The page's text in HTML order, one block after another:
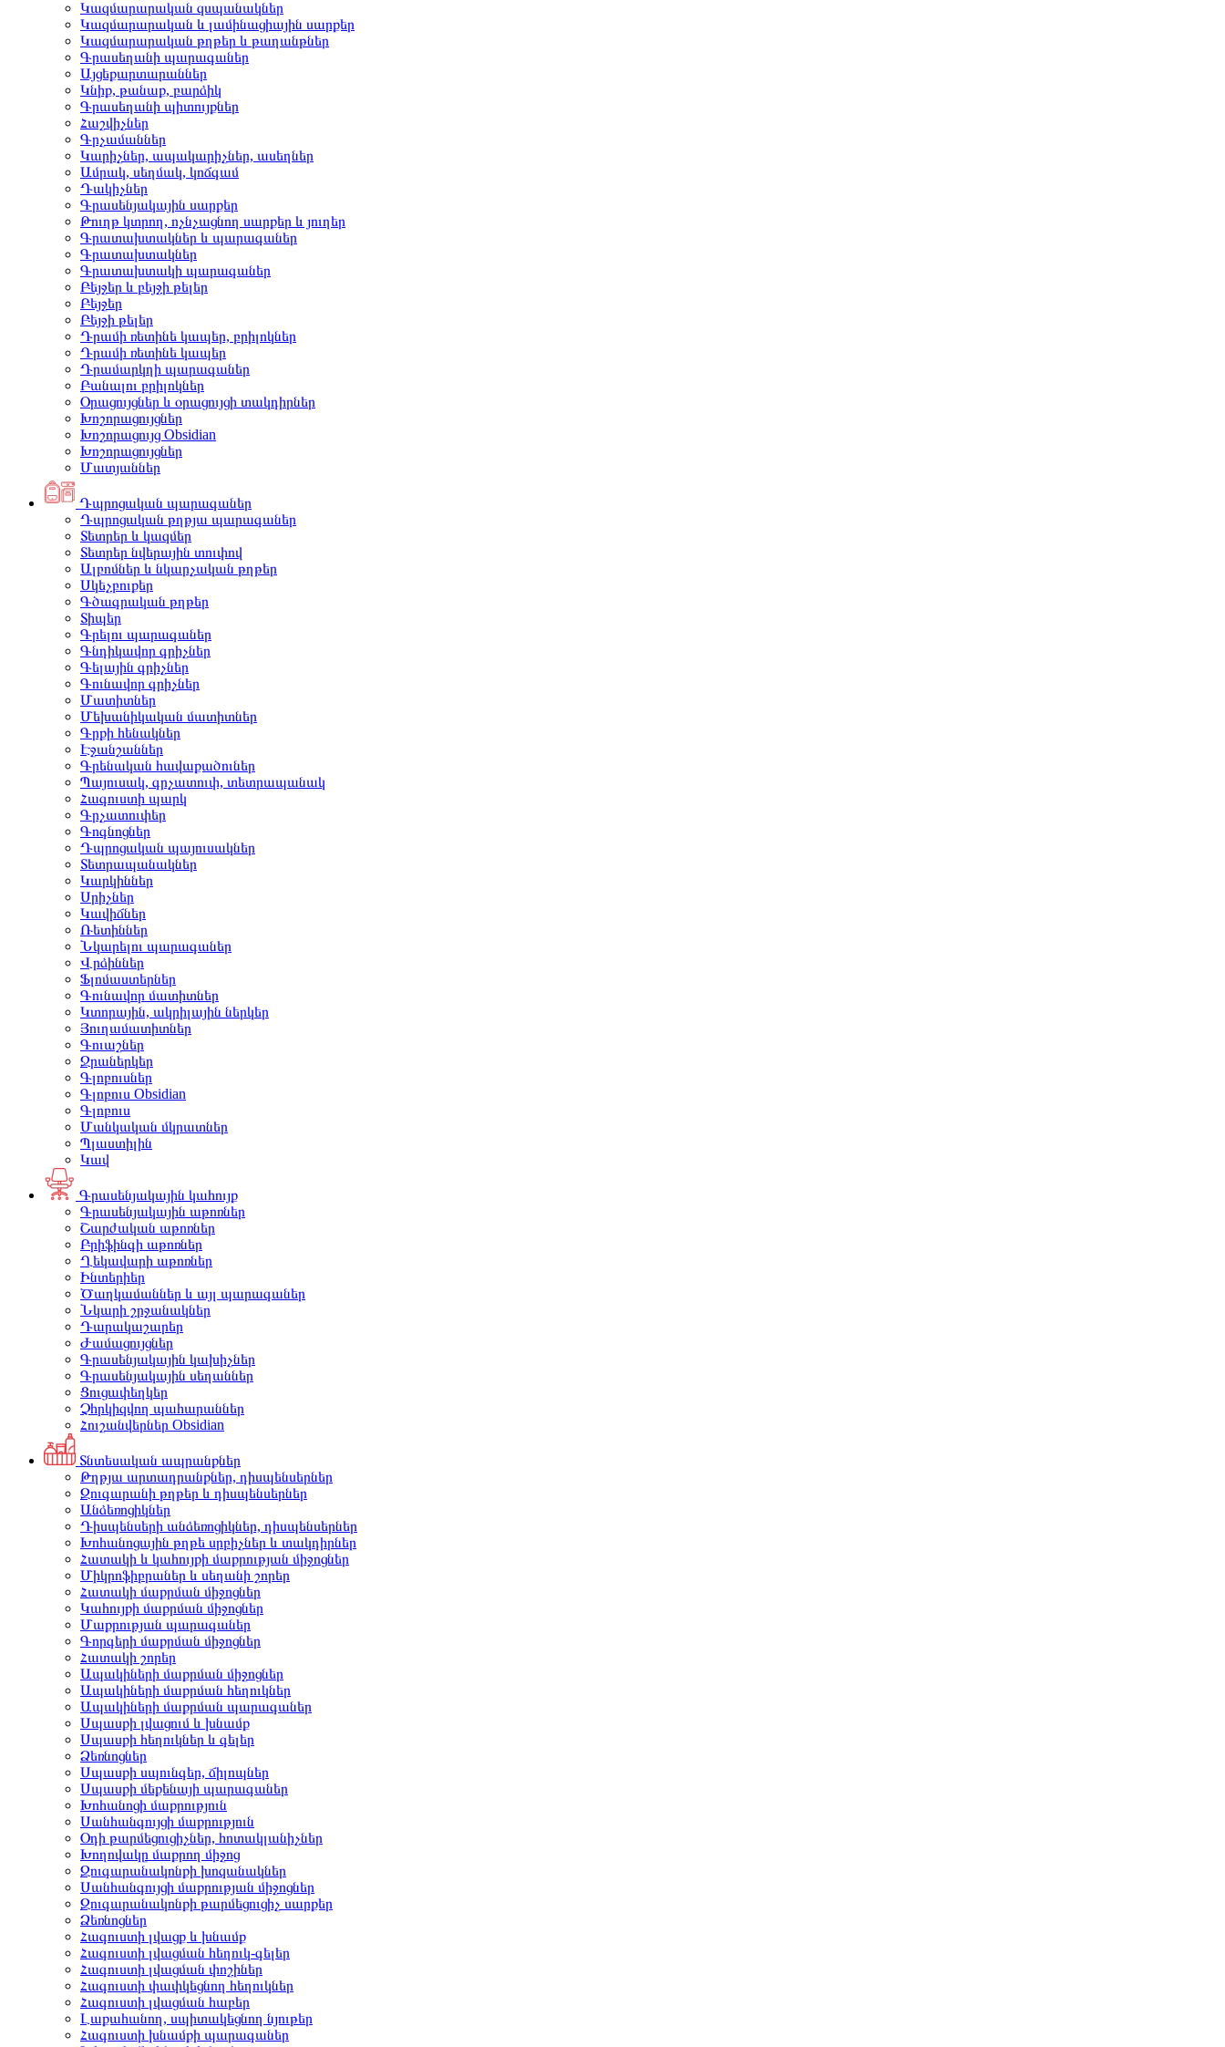
Կազմարարական զսպանակներ
Կազմարարական և լամինացիային սարքեր
Կազմարարական թղթեր և թաղանթներ
Գրասեղանի պարագաներ
Այցեքարտարաններ
Կնիք, թանաք, բարձիկ
Գրասեղանի պիտույքներ
Հաշվիչներ
Գրչամաններ
Կարիչներ, ապակարիչներ, ասեղներ
Ամրակ, սեղմակ, կոճգամ
Դակիչներ
Գրասենյակային սարքեր
Թուղթ կտրող, ոչնչացնող սարքեր և յուղեր
Գրատախտակներ և պարագաներ
Գրատախտակներ
Գրատախտակի պարագաներ
Բեյջեր և բեյջի թելեր
Բեյջեր
Բեյջի թելեր
Դրամի ռետինե կապեր, բրիլոկներ
Դրամի ռետինե կապեր
Դրամարկղի պարագաներ
Բանալու բրիլոկներ
Օրացույցներ և օրացույցի տակդիրներ
Խոշորացույցներ
Խոշորացույց Obsidian
Խոշորացույցներ
Մատյաններ
Դպրոցական պարագաներ
Դպրոցական թղթյա պարագաներ
Տետրեր և կազմեր
Տետրեր նվերային տուփով
Ալբոմներ և նկարչական թղթեր
Սկեչբուքեր
Գծագրական թղթեր
Տիպեր
Գրելու պարագաներ
Գնդիկավոր գրիչներ
Գելային գրիչներ
Գունավոր գրիչներ
Մատիտներ
Մեխանիկական մատիտներ
Գրքի հենակներ
Էջանշաններ
Գրենական հավաքածուներ
Պայուսակ, գրչատուփ, տետրապանակ
Հագուստի պարկ
Գրչատուփեր
Գոգնոցներ
Դպրոցական պայուսակներ
Տետրապանակներ
Կարկիններ
Սրիչներ
Կավիճներ
Ռետիններ
Նկարելու պարագաներ
Վրձիններ
Ֆլոմաստերներ
Գունավոր մատիտներ
Կտորային, ակրիլային ներկեր
Յուղամատիտներ
Գուաշներ
Ջրաներկեր
Գլոբուսներ
Գլոբուս Obsidian
Գլոբուս
Մանկական մկրատներ
Պլաստիլին
Կավ
Գրասենյակային կահույք
Գրասենյակային աթոռներ
Շարժական աթոռներ
Բրիֆինգի աթոռներ
Ղեկավարի աթոռներ
Ինտերիեր
Ծաղկամաններ և այլ պարագաներ
Նկարի շրջանակներ
Դարակաշարեր
Ժամացույցներ
Գրասենյակային կախիչներ
Գրասենյակային սեղաններ
Ցուցափեղկեր
Չհրկիզվող պահարաններ
Հուշանվերներ Obsidian
Տնտեսական ապրանքներ
Թղթյա արտադրանքներ, դիսպենսերներ
Զուգարանի թղթեր և դիսպենսերներ
Անձեռոցիկներ
Դիսպենսերի անձեռոցիկներ, դիսպենսերներ
Խոհանոցային թղթե սրբիչներ և տակդիրներ
Հատակի և կահույքի մաքրության միջոցներ
Միկրոֆիբրաներ և սեղանի շորեր
Հատակի մաքրման միջոցներ
Կահույքի մաքրման միջոցներ
Մաքրության պարագաներ
Գորգերի մաքրման միջոցներ
Հատակի շորեր
Ապակիների մաքրման միջոցներ
Ապակիների մաքրման հեղուկներ
Ապակիների մաքրման պարագաներ
Սպասքի լվացում և խնամք
Սպասքի հեղուկներ և գելեր
Ձեռնոցներ
Սպասքի սպունգեր, ճիլոպներ
Սպասքի մեքենայի պարագաներ
Խոհանոցի մաքրություն
Սանհանգույցի մաքրություն
Օդի թարմեցուցիչներ, հոտակլանիչներ
Խողովակը մաքրող միջոց
Զուգարանակոնքի խոզանակներ
Սանհանգույցի մաքրության միջոցներ
Զուգարանակոնքի թարմեցուցիչ սարքեր
Ձեռնոցներ
Հագուստի լվացք և խնամք
Հագուստի լվացման հեղուկ-գելեր
Հագուստի լվացման փոշիներ
Հագուստի փափկեցնող հեղուկներ
Հագուստի լվացման հաբեր
Լաքահանող, սպիտակեցնող նյութեր
Հագուստի խնամքի պարագաներ